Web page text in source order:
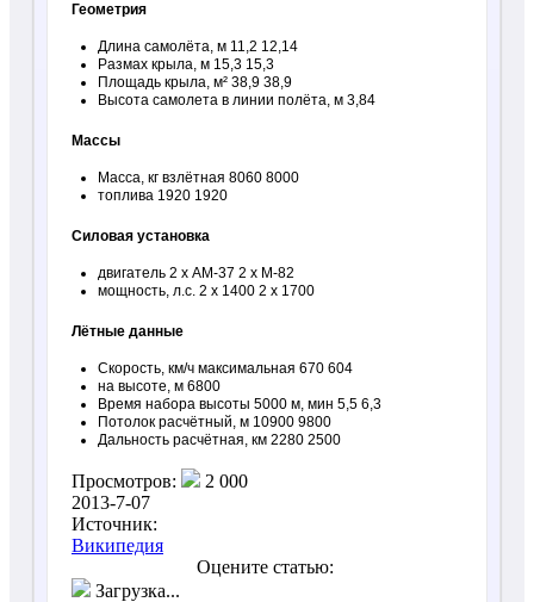
Геометрия
Длина самолёта, м 11,2 12,14
Размах крыла, м 15,3 15,3
Площадь крыла, м² 38,9 38,9
Высота самолета в линии полёта, м 3,84
Массы
Масса, кг взлётная 8060 8000
топлива 1920 1920
Силовая установка
двигатель 2 x АМ-37 2 x М-82
мощность, л.с. 2 x 1400 2 x 1700
Лётные данные
Скорость, км/ч максимальная 670 604
на высоте, м 6800
Время набора высоты 5000 м, мин 5,5 6,3
Потолок расчётный, м 10900 9800
Дальность расчётная, км 2280 2500
Просмотров:
2 000
2013-7-07
Источник:
Википедия
Оцените статью:
Загрузка...